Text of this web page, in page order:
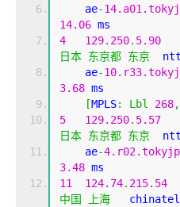
    ae
-
14.06 ms
4
129.250. 5.90
日本 东京都 东京
  ntt
    ae
-
3.68 ms
[MPLS: Lbl 268,
5
129.250. 5.57
日本 东京都 东京
  ntt
    ae
-
3.48 ms
11
124.74. 215.54
中国
上海